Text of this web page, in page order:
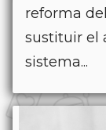
reforma
sustituir el
sistema...